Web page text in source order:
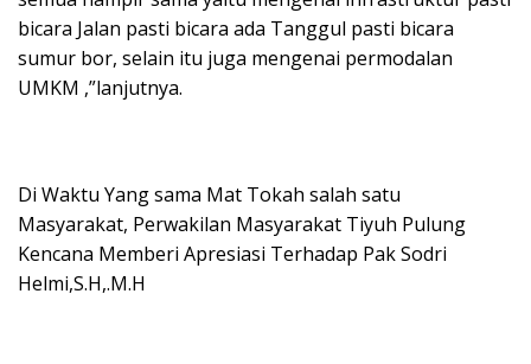
bicara Jalan pasti bicara ada Tanggul pasti bicara
sumur bor, selain itu juga mengenai permodalan
UMKM ,”lanjutnya.
Di Waktu Yang sama Mat Tokah salah satu
Masyarakat, Perwakilan Masyarakat Tiyuh Pulung
Kencana Memberi Apresiasi Terhadap Pak Sodri
Helmi,S.H,.M.H